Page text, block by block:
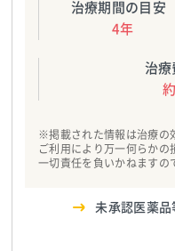
治療期間の目安
4年
治療
※掲載された情報は治療の
ご利用により万一何らかの
一切責任を負いかねますの
未承認医薬品